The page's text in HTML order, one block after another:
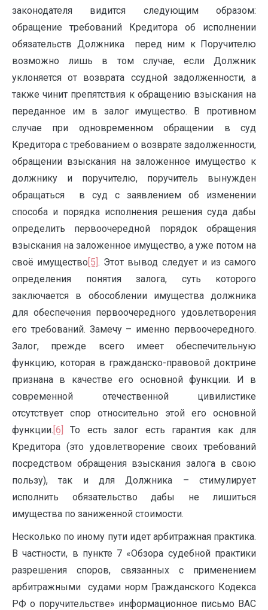
законодателя видится следующим образом:
обращение требований Кредитора об исполнении
обязательств Должника перед ним к Поручителю
возможно лишь в том случае, если Должник
уклоняется от возврата ссудной задолженности, а
также чинит препятствия к обращению взыскания на
переданное им в залог имущество. В противном
случае при одновременном обращении в суд
Кредитора с требованием о возврате задолженности,
обращении взыскания на заложенное имущество к
должнику и поручителю, поручитель вынужден
обращаться в суд с заявлением об изменении
способа и порядка исполнения решения суда дабы
определить первоочередной порядок обращения
взыскания на заложенное имущество, а уже потом на
своё имущество [5]. Этот вывод следует и из самого
определения понятия залога, суть которого
заключается в обособлении имущества должника
для обеспечения первоочередного удовлетворения
его требований. Замечу – именно первоочередного.
Залог, прежде всего имеет обеспечительную
функцию, которая в гражданско-правовой доктрине
признана в качестве его основной функции. И в
современной отечественной цивилистике
отсутствует спор относительно этой его основной
функции. [6]
То есть залог есть гарантия как для
Кредитора (это удовлетворение своих требований
посредством обращения взыскания залога в свою
пользу), так и для Должника – стимулирует
исполнить обязательство дабы не лишиться
имущества по заниженной стоимости.
Несколько по иному пути идет арбитражная практика.
В частности, в пункте 7 «Обзора судебной практики
разрешения споров, связанных с применением
арбитражными судами норм Гражданского Кодекса
РФ о поручительстве» информационное письмо ВАС